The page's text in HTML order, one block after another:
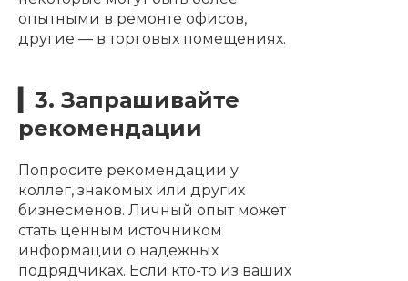
опытными в ремонте офисов,
другие — в торговых помещениях.
▎3. Запрашивайте
рекомендации
Попросите рекомендации у
коллег, знакомых или других
бизнесменов. Личный опыт может
стать ценным источником
информации о надежных
подрядчиках. Если кто-то из ваших